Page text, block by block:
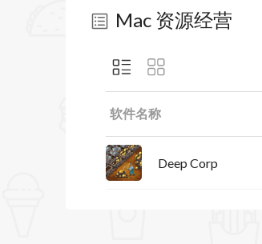
Mac 资源经营
软件名称
Deep Corp